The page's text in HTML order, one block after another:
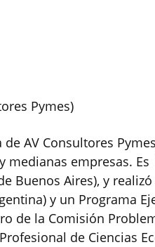
Pymes)
AV Consultores
medianas empresas.
Buenos Aires), y
y un Programa
de la Comisión
de Ciencias